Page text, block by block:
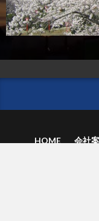
HOME 会社